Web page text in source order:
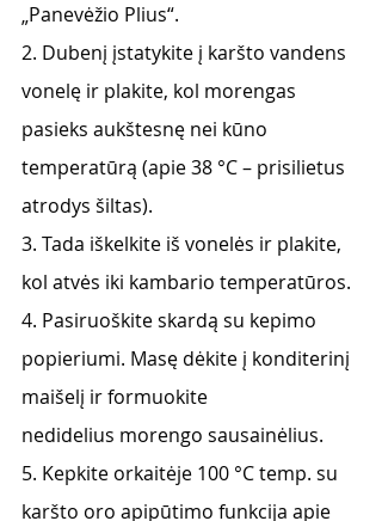
„Panevėžio Plius“.
2. Dubenį įstatykite į karšto vandens
vonelę ir plakite, kol morengas
pasieks aukštesnę nei kūno
temperatūrą (apie 38 °C – prisilietus
atrodys šiltas).
3. Tada iškelkite iš vonelės ir plakite,
kol atvės iki kambario temperatūros.
4. Pasiruoškite skardą su kepimo
popieriumi. Masę dėkite į konditerinį
maišelį ir formuokite
nedidelius morengo sausainėlius.
5. Kepkite orkaitėje 100 °C temp. su
karšto oro apipūtimo funkcija apie